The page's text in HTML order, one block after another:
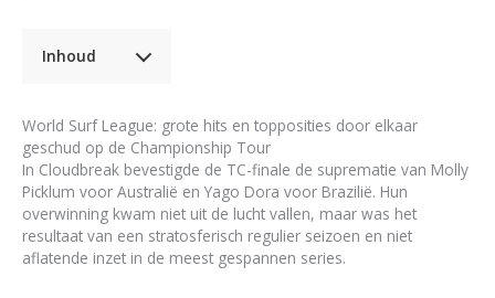
Inhoud
World Surf League: grote hits en topposities door elkaar
geschud op de Championship Tour
In Cloudbreak bevestigde de TC-finale de suprematie van Molly
Picklum voor Australië en Yago Dora voor Brazilië. Hun
overwinning kwam niet uit de lucht vallen, maar was het
resultaat van een stratosferisch regulier seizoen en niet
aflatende inzet in de meest gespannen series.